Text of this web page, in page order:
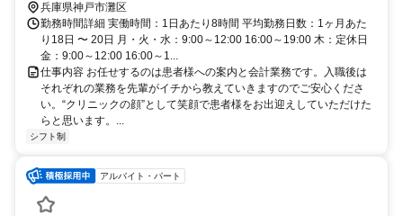
兵庫県神戸市灘区
勤務時間詳細 実働時間：1日あたり8時間 平均勤務日数：1ヶ月あた
り18日 〜 20日 月・火・水：9:00～12:00 16:00～19:00 木：定休日
金：9:00～12:00 16:00～1...
仕事内容 お任せするのは患者様への案内と会計業務です。入職後は
それぞれの業務を先輩がイチから教えていきますのでご安心くださ
い。“クリニックの顔”として笑顔で患者様をお出迎えしていただけた
らと思います。...
シフト制
アルバイト・パート